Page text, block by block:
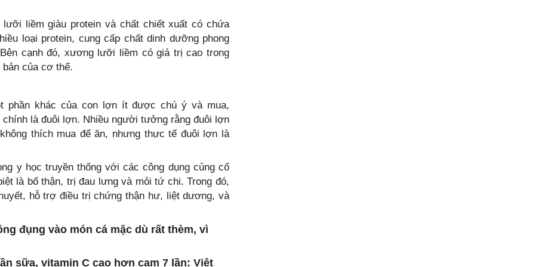
liềm giàu protein và chất chiết xuất có chứa
loại protein, cung cấp chất dinh dưỡng phong
cạnh đó, xương lưỡi liềm có giá trị cao trong
của cơ thể.
phần khác của con lợn ít được chú ý và mua,
là đuôi lợn. Nhiều người tưởng rằng đuôi lợn
thích mua để ăn, nhưng thực tế đuôi lợn là
y học truyền thống với các công dụng củng cố
là bổ thận, trị đau lưng và mỏi tứ chi. Trong đó,
hỗ trợ điều trị chứng thận hư, liệt dương, và
đụng vào món cá mặc dù rất thèm, vì
sữa, vitamin C cao hơn cam 7 lần: Việt